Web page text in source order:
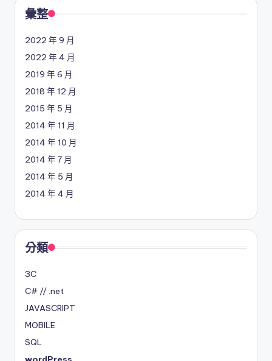
彙整
2022 年 9 月
2022 年 4 月
2019 年 6 月
2018 年 12 月
2015 年 5 月
2014 年 11 月
2014 年 10 月
2014 年 7 月
2014 年 5 月
2014 年 4 月
分類
3C
C# // .net
JAVASCRIPT
MOBILE
SQL